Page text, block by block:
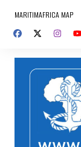
contenu
MARITIMAFRICA MAP